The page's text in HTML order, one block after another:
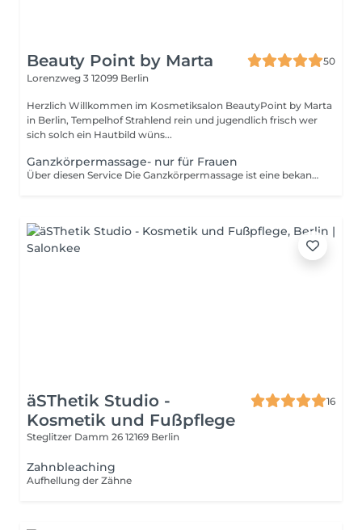
Beauty Point by Marta
50
Lorenzweg 3 12099 Berlin
Herzlich Willkommen im Kosmetiksalon BeautyPoint by Marta
in Berlin, Tempelhof Strahlend rein und jugendlich frisch wer
sich solch ein Hautbild wüns...
Ganzkörpermassage- nur für Frauen
Über diesen Service Die Ganzkörpermassage ist eine bekannte und oft gewählte Massageform. Die Technik wird angewandt zur Vorbeugung und Behandlung von physischen oder auch stressbedingten Beschwerden. Mit verschiedenen Massagegriffen wird der Körper in einen Zustand der Entspannung versetzt und du kannst dich vollkommen fallen lassen. Gut zu Wissen Eine Massage spendet und kostet Energie. Es wird empfohlen, zwischen mehreren Massageterminen einen Mindestabstand von 36 Stunden einzuhalten, um dem Körper die nötige Regeneration zu ermöglichen. Einschränkungen Generell wird bei Hauterkrankungen, Wunden, Entzündungen, Knochenbrüchen und Schwangerschaft mit Komplikationen von einer Massage abgeraten. Bitte sprich vorab mit einem Arzt, wenn du dir unsicher bist, ob diese Massage für dich in Frage kommt.
äSThetik Studio -
Kosmetik und Fußpflege
16
Steglitzer Damm 26 12169 Berlin
Zahnbleaching
Aufhellung der Zähne